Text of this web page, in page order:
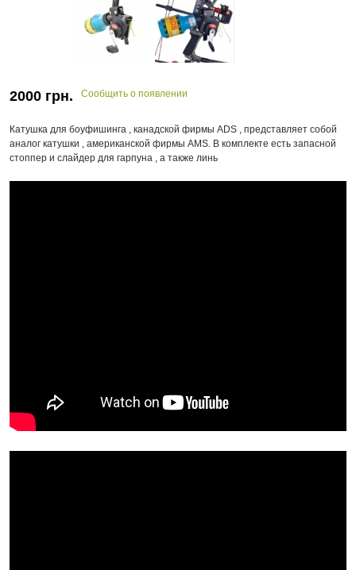
2000 грн. Сообщить о появлении
Катушка для боуфишинга , канадской фирмы ADS , представляет собой
аналог катушки , американской фирмы AMS. В комплекте есть запасной
стоппер и слайдер для гарпуна , а также линь